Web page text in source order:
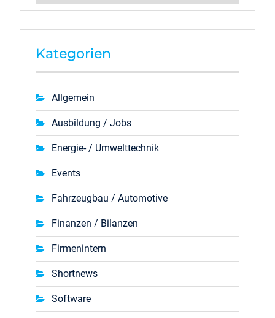
Kategorien
Allgemein
Ausbildung / Jobs
Energie- / Umwelttechnik
Events
Fahrzeugbau / Automotive
Finanzen / Bilanzen
Firmenintern
Shortnews
Software